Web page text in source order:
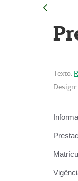
Texto:
Design: